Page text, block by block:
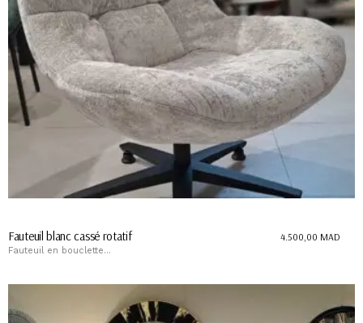
Fauteuil blanc cassé rotatif
Fauteuil en bouclette...
4.500,00 MAD